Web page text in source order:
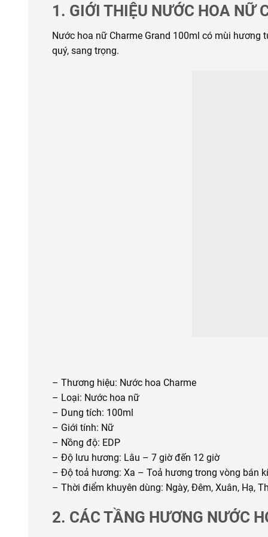
1. GIỚI THIỆU NƯỚC HOA NỮ
Nước hoa nữ Charme Grand 100ml có mùi hương
quý, sang trọng.
– Thương hiệu: Nước hoa Charme
– Loại: Nước hoa nữ
– Dung tích: 100ml
– Giới tính: Nữ
– Nồng độ: EDP
– Độ lưu hương: Lâu – 7 giờ đến 12 giờ
– Độ toả hương: Xa – Toả hương trong vòng bán
– Thời điểm khuyên dùng: Ngày, Đêm, Xuân, Hạ,
2. CÁC TẦNG HƯƠNG NƯỚC